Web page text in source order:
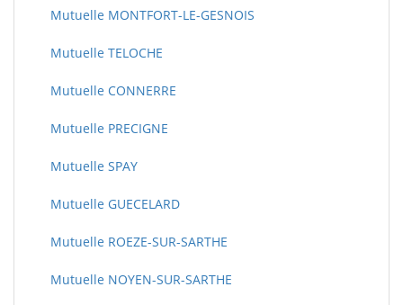
Mutuelle MONTFORT-LE-GESNOIS
Mutuelle TELOCHE
Mutuelle CONNERRE
Mutuelle PRECIGNE
Mutuelle SPAY
Mutuelle GUECELARD
Mutuelle ROEZE-SUR-SARTHE
Mutuelle NOYEN-SUR-SARTHE